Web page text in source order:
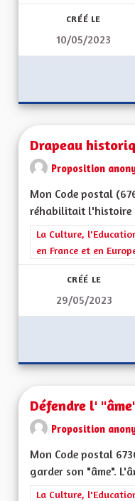
CRÉÉ LE
10/05/2023
Drapeau
Proposition
Mon Code postal
réhabilitait l'histoire
Filtrer les résultats
La Culture,
en France et en
CRÉÉ LE
29/05/2023
Défendre l'
Proposition
Mon Code postal
garder son "âme".
Filtrer les résultats
La Culture,